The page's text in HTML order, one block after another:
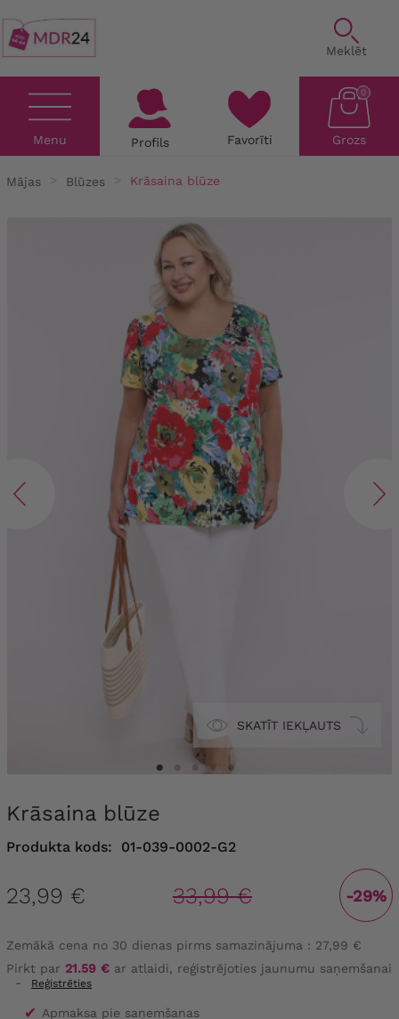
Meklēt
Menu Profils Favorīti Grozs
0
Mājas Blūzes Krāsaina blūze
SKATĪT IEKĻAUTS
Krāsaina blūze
Produkta kods: 01-039-0002-G2
23,99 € 33,99 € -29%
Zemākā cena no 30 dienas pirms samazinājuma : 27,99 €
Pirkt par 21.59 € ar atlaidi, reģistrējoties jaunumu saņemšanai
-
Reģistrēties
✔ Apmaksa pie saņemšanas